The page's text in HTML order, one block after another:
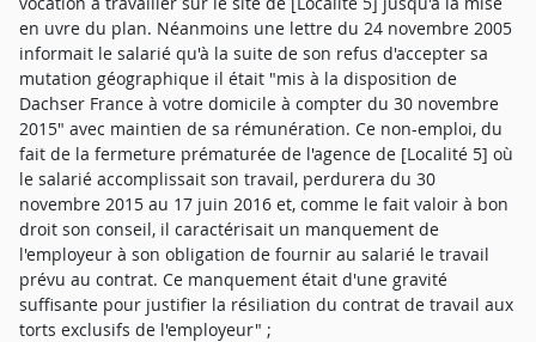
en uvre du plan. Néanmoins une lettre du 24 novembre 2005
informait le salarié qu'à la suite de son refus d'accepter sa
mutation géographique il était "mis à la disposition de
Dachser France à votre domicile à compter du 30 novembre
2015" avec maintien de sa rémunération. Ce non-emploi, du
fait de la fermeture prématurée de l'agence de [Localité 5] où
le salarié accomplissait son travail, perdurera du 30
novembre 2015 au 17 juin 2016 et, comme le fait valoir à bon
droit son conseil, il caractérisait un manquement de
l'employeur à son obligation de fournir au salarié le travail
prévu au contrat. Ce manquement était d'une gravité
suffisante pour justifier la résiliation du contrat de travail aux
torts exclusifs de l'employeur" ;